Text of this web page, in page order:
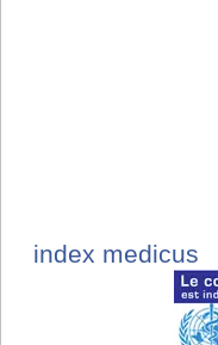
index medicus